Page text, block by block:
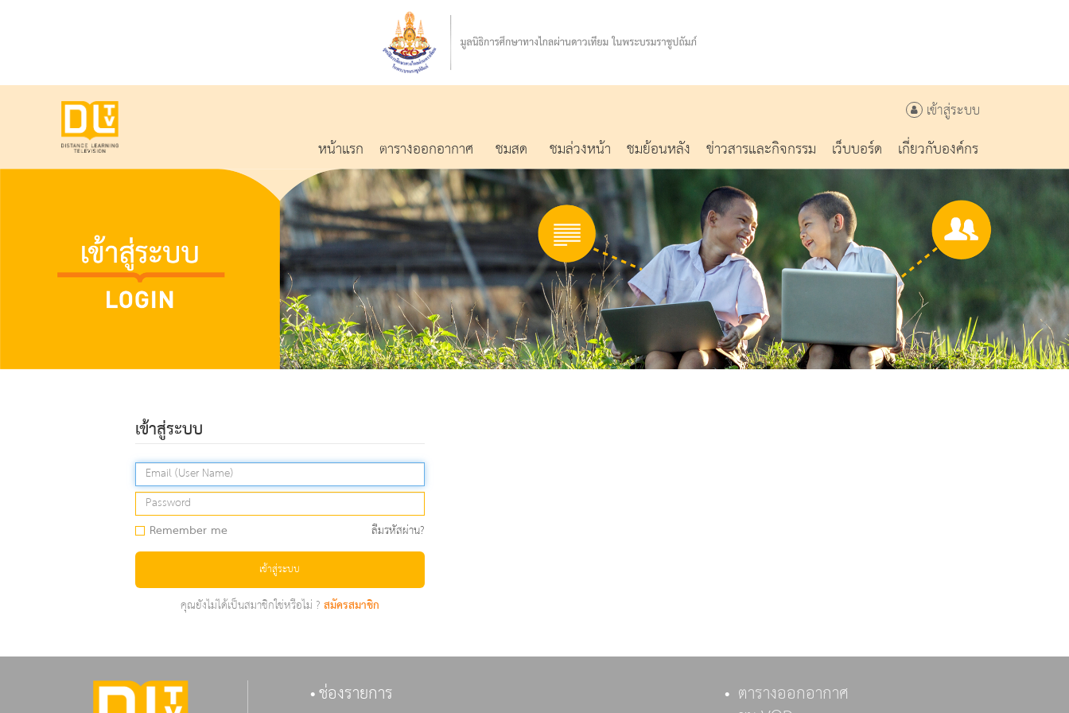
เข้าสู่ระบบ
หน้าแรก ตารางออกอากาศ ชมสด ชมล่วงหน้า ชมย้อนหลัง ข่าวสารและกิจกรรม เว็บบอร์ด เกี่ยวกับองค์กร
เข้าสู่ระบบ
Remember me ลืมรหัสผ่าน?
เข้าสู่ระบบ
คุณยังไม่ได้เป็นสมาชิกใช่หรือไม่ ?สมัครสมาชิก
ช่องรายการ ตารางออกอากาศ